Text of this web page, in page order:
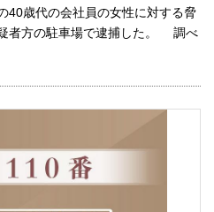
40歳代の会社員の女性に対する脅
者方の駐車場で逮捕した。 調べ